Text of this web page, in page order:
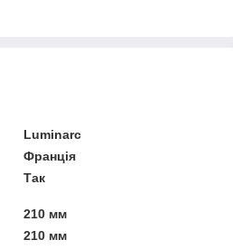
Luminarc
Франція
Так
210 мм
210 мм